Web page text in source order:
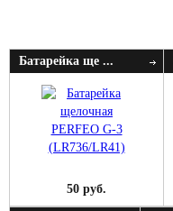
Батарейка ще ...
50 руб.